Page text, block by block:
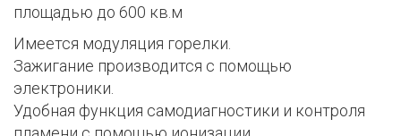
площадью до 600 кв.м
Имеется модуляция горелки.
Зажигание производится с помощью
электроники.
Удобная функция самодиагностики и контроля